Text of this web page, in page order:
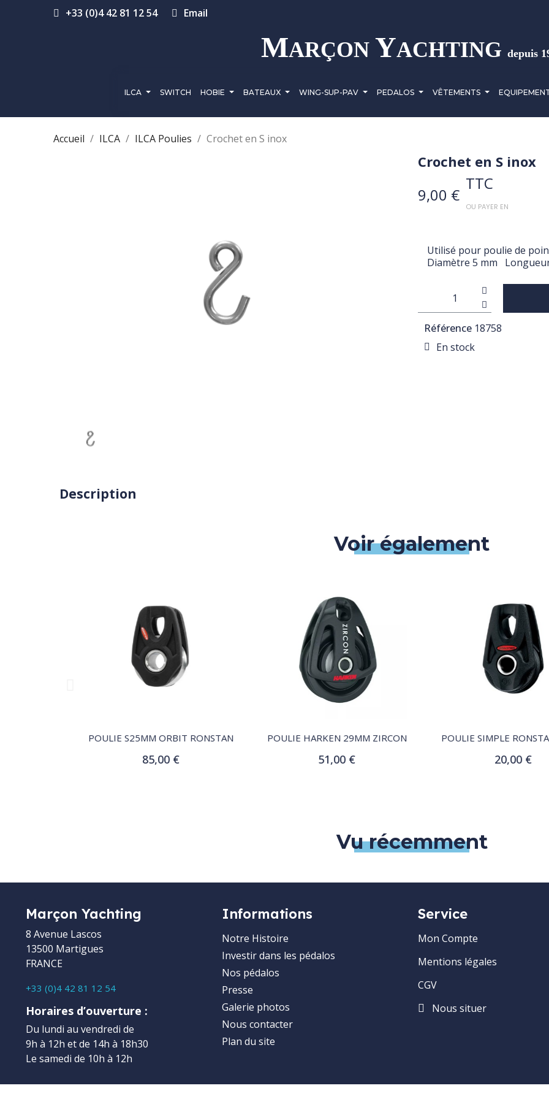
+33 (0)4 42 81 12 54 Email
MARÇON YACHTING depuis
ILCA SWITCH HOBIE BATEAUX WING-SUP-PAV PEDALOS VÊTEMENTS
Accueil ILCA ILCA Poulies Crochet en S inox
Crochet en S inox
9,00 €
TTC
OU PAYER EN
Utilisé pour poulie de
Diamètre 5 mm
Référence 18758
En stock
Description
Voir également
POULIE S25MM ORBIT RONSTAN
85,00 €
Ajouter au panier
QUICK VIEW
POULIE HARKEN 29MM ZIRCON
51,00 €
Ajouter au panier
POULIE SIMPLE RONSTAN
20,00 €
Ajouter au panier
Vu récemment
Marçon Yachting
8 Avenue Lascos
13500 Martigues
FRANCE
+33 (0)4 42 81 12 54
Horaires d’ouverture :
Du lundi au vendredi de
9h à 12h et de 14h à 18h30
Le samedi de 10h à 12h
Informations
Notre Histoire
Investir dans les pédalos
Nos pédalos
Presse
Galerie photos
Nous contacter
Plan du site
Service
Mon Compte
Mentions légales
CGV
Nous situer